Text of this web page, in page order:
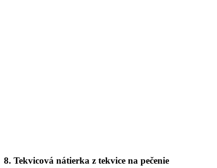
8. Tekvicová nátierka z tekvice na pečenie